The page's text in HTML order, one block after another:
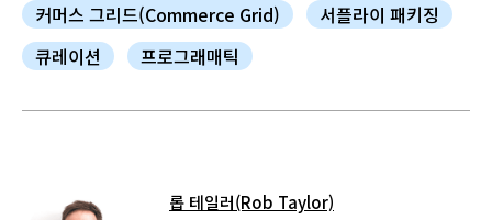
커머스 그리드(Commerce Grid)
서플라이 패키징
큐레이션
프로그래매틱
롭 테일러(Rob Taylor)